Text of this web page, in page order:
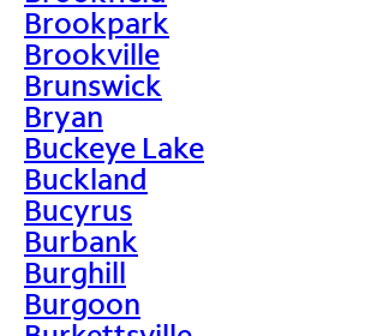
Brookpark
Brookville
Brunswick
Bryan
Buckeye Lake
Buckland
Bucyrus
Burbank
Burghill
Burgoon